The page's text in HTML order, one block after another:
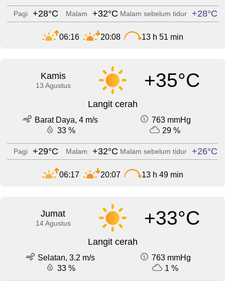
Pagi +28°C Malam +32°C Malam sebelum tidur +28°C
06:16 20:08 13 h 51 min
Kamis
13 Agustus +35°C
Langit cerah
Barat Daya, 4 m/s
763 mmHg
33 %
29 %
Pagi +29°C Malam +32°C Malam sebelum tidur +26°C
06:17 20:07 13 h 49 min
Jumat
14 Agustus +33°C
Langit cerah
Selatan, 3.2 m/s
763 mmHg
33 %
1 %